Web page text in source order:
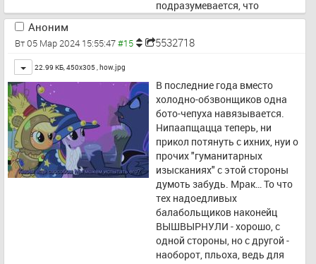
подразумевается, что
оконительные истории из ихней
какие-то там предания
шаблончегом, в соответствии с
которым разворачиваются (и
обречены разворачиваться)
расклады вновь и вновь, и,
соответственно, подсказкой
для внимательного sapienti
слушот. (Коль скоро книга-де
сакральна и даж написана
(надиктована) Самим, т.е. в
соответствии с ихней верой и
проистекающей оттудова
философией, понb-да?)
Аноним
Вт 05 Мар 2024 15:55:47 5532718
Toggle
22.99 КБ, 450x305 , how.jpg
В последние года вместо
холодно-обзвонщиков одна
бото-чепуха навязывается.
Нипаапщацца теперь, ни
прикол потянуть с ихних, нуи о
прочих "гуманитарных
изысканиях" с этой стороны
думоть забудь. Мрак… То что
тех надоедливых
балабольщиков наконейц
ВЫШВЫРНУЛИ - хорошо, с
одной стороны, но с другой -
наоборот, пльоха, ведь для